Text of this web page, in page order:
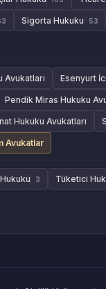
Sigorta Hukuku 53
Avukatları Esenyurt
Pendik Miras Hukuku
Hukuku Avukatları
Avukatlar
3 Tüketici